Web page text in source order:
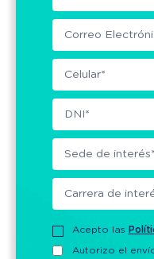
Acepto las
Autorizo el